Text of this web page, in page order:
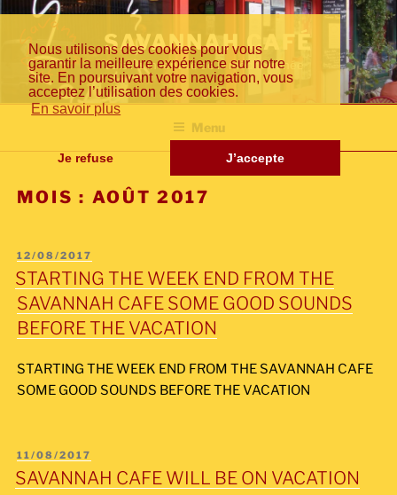
Nous utilisons des cookies pour vous
garantir la meilleure expérience sur notre
site. En poursuivant votre navigation, vous
acceptez l’utilisation des cookies.
En savoir plus
Je refuse J’accepte
contenu
principal
SAVANNAH CAFÉ
Cuisine inventive de la méditerranée
Menu
Fr
an
s
En
gli
日
本
MOIS : AOÛT 2017
PUBLIÉ
LE
12/08/2017
STARTING THE WEEK END FROM THE
SAVANNAH CAFE SOME GOOD SOUNDS
BEFORE THE VACATION
STARTING THE WEEK END FROM THE SAVANNAH CAFE
SOME GOOD SOUNDS BEFORE THE VACATION
PUBLIÉ
LE
11/08/2017
SAVANNAH CAFE WILL BE ON VACATION